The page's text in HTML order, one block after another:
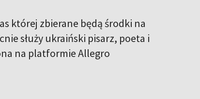
której zbierane będą środki na
służy ukraiński pisarz, poeta i
na platformie Allegro